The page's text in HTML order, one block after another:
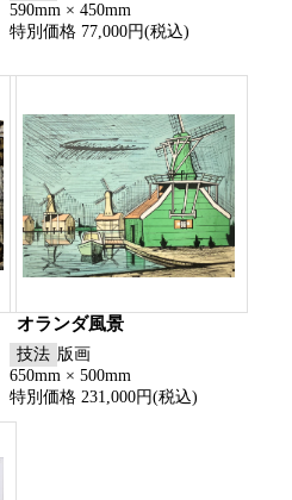
590mm × 450mm
特別価格 77,000円(税込)
オランダ風景
技法 版画
650mm × 500mm
特別価格 231,000円(税込)